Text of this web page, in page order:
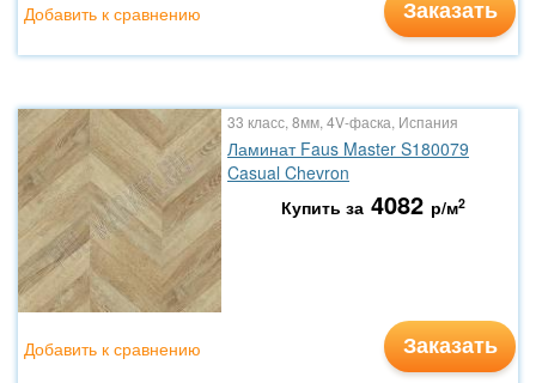
Заказать
Добавить к сравнению
33 класс, 8мм, 4V-фаска, Испания
Ламинат Faus Master S180079
Casual Chevron
Купить за 4082 р/м2
Заказать
Добавить к сравнению